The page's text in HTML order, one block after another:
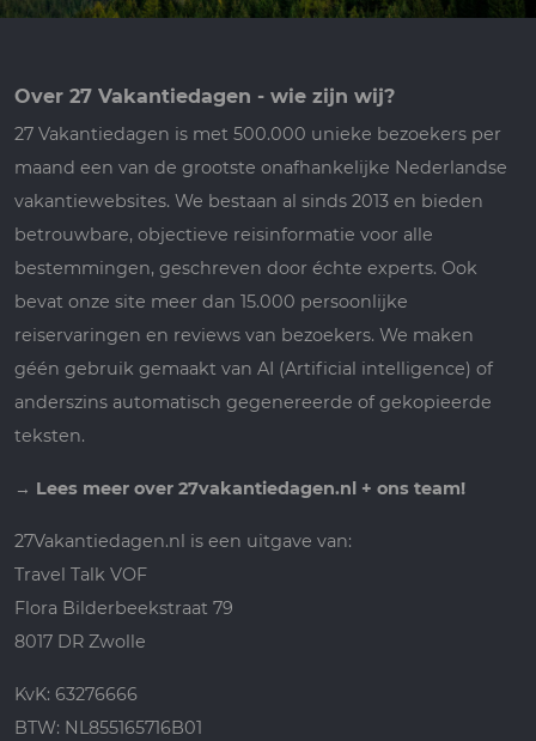
Over 27 Vakantiedagen - wie zijn wij?
27 Vakantiedagen is met 500.000 unieke bezoekers per
maand een van de grootste onafhankelijke Nederlandse
vakantiewebsites. We bestaan al sinds 2013 en bieden
betrouwbare, objectieve reisinformatie voor alle
bestemmingen, geschreven door échte experts. Ook
bevat onze site meer dan 15.000 persoonlijke
reiservaringen en reviews van bezoekers. We maken
géén gebruik gemaakt van AI (Artificial intelligence) of
anderszins automatisch gegenereerde of gekopieerde
teksten.
→ Lees meer over 27vakantiedagen.nl + ons team!
27Vakantiedagen.nl is een uitgave van:
Travel Talk VOF
Flora Bilderbeekstraat 79
8017 DR Zwolle
KvK: 63276666
BTW: NL855165716B01